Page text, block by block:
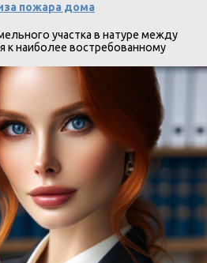
пожара дома
участка в натуре между
к наиболее востребованному